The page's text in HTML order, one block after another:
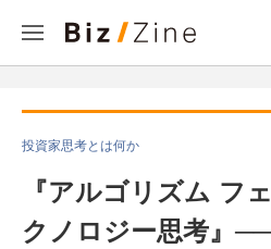
投資家思考とは何か
『アルゴリズム フ
クノロジー思考』